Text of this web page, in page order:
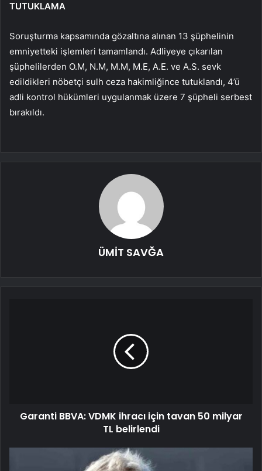
TUTUKLAMA
Soruşturma kapsamında gözaltına alınan 13 şüphelinin
emniyetteki işlemleri tamamlandı. Adliyeye çıkarılan
şüphelilerden O.M, N.M, M.M, M.E, A.E. ve A.S. sevk
edildikleri nöbetçi sulh ceza hakimliğince tutuklandı, 4’ü
adli kontrol hükümleri uygulanmak üzere 7 şüpheli serbest
bırakıldı.
ÜMİT SAVĞA
Garanti BBVA: VDMK ihracı için tavan 50 milyar
TL belirlendi